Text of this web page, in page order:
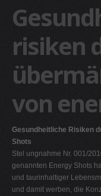
K
O
P
S
T
U
risiken
von
Gesundheitliche Risiken
Shots
Stel ungnahme Nr. 001/
genannten Energy Shots
und taurinhaltiger
und damit werben, die